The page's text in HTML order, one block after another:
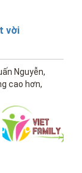
vời
Nguyễn,
cao hơn,